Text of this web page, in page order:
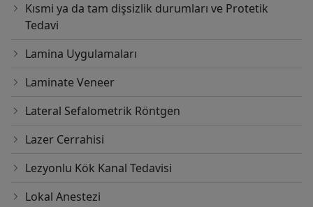
Kısmi ya da tam dişsizlik durumları ve Protetik
Tedavi
Lamina Uygulamaları
Laminate Veneer
Lateral Sefalometrik Röntgen
Lazer Cerrahisi
Lezyonlu Kök Kanal Tedavisi
Lokal Anestezi